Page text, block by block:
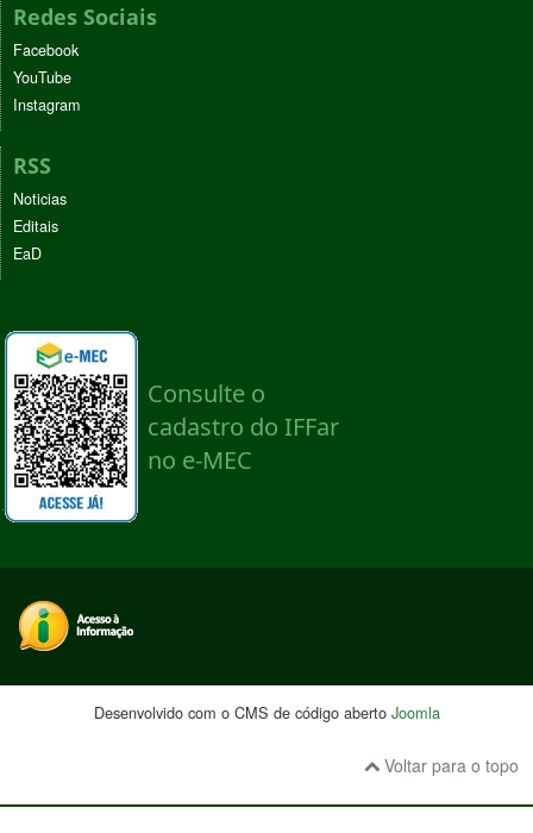
Redes Sociais
Facebook
YouTube
Instagram
RSS
Noticias
Editais
EaD
Desenvolvido com o CMS de código aberto Joomla
Voltar para o topo